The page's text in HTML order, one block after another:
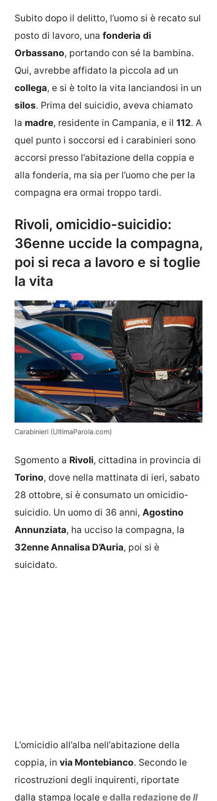
Subito dopo il delitto, l’uomo si è recato sul
posto di lavoro, una fonderia di
Orbassano, portando con sé la bambina.
Qui, avrebbe affidato la piccola ad un
collega, e si è tolto la vita lanciandosi in un
silos. Prima del suicidio, aveva chiamato
la madre, residente in Campania, e il 112. A
quel punto i soccorsi ed i carabinieri sono
accorsi presso l’abitazione della coppia e
alla fonderia, ma sia per l’uomo che per la
compagna era ormai troppo tardi.
Rivoli, omicidio-suicidio:
36enne uccide la compagna,
poi si reca a lavoro e si toglie
la vita
Carabinieri (UltimaParola.com)
Sgomento a Rivoli, cittadina in provincia di
Torino, dove nella mattinata di ieri, sabato
28 ottobre, si è consumato un omicidio-
suicidio. Un uomo di 36 anni, Agostino
Annunziata, ha ucciso la compagna, la
32enne Annalisa D’Auria, poi si è
suicidato.
L’omicidio all’alba nell’abitazione della
coppia, in via Montebianco. Secondo le
ricostruzioni degli inquirenti, riportate
dalla stampa locale e dalla redazione deIl